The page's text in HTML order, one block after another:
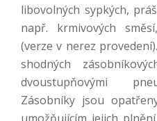
libovolných sypkých,
např. krmivových
(verze v nerez
shodných
dvoustupňovými
Zásobníky jsou